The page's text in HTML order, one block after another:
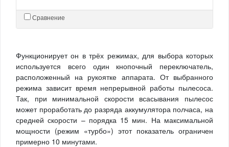
Сравнение
Функционирует он в трёх режимах, для выбора которых
используется всего один кнопочный переключатель,
расположенный на рукоятке аппарата. От выбранного
режима зависит время непрерывной работы пылесоса.
Так, при минимальной скорости всасывания пылесос
может проработать до разряда аккумулятора полчаса, на
средней скорости – порядка 15 мин. На максимальной
мощности (режим «турбо») этот показатель ограничен
примерно 10 минутами.